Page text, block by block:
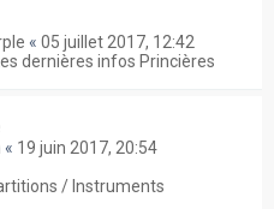
« 05 juillet 2017, 12:42
dernières infos Princières
« 19 juin 2017, 20:54
/ Instruments